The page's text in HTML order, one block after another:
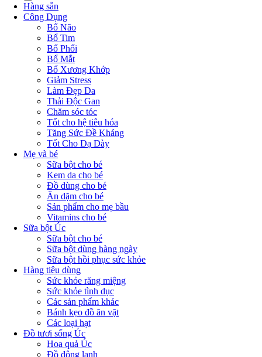
Hàng sẵn
Công Dụng
Bổ Não
Bổ Tim
Bổ Phổi
Bổ Mắt
Bổ Xương Khớp
Giảm Stress
Làm Đẹp Da
Thải Độc Gan
Chăm sóc tóc
Tốt cho hệ tiêu hóa
Tăng Sức Đề Kháng
Tốt Cho Dạ Dày
Mẹ và bé
Sữa bột cho bé
Kem da cho bé
Đồ dùng cho bé
Ăn dặm cho bé
Sản phẩm cho mẹ bầu
Vitamins cho bé
Sữa bột Úc
Sữa bột cho bé
Sữa bột dùng hàng ngày
Sữa bột hồi phục sức khỏe
Hàng tiêu dùng
Sức khỏe răng miệng
Sức khỏe tình dục
Các sản phẩm khác
Bánh kẹo đồ ăn vặt
Các loại hạt
Đồ tươi sống Úc
Hoa quả Úc
Đồ đông lạnh